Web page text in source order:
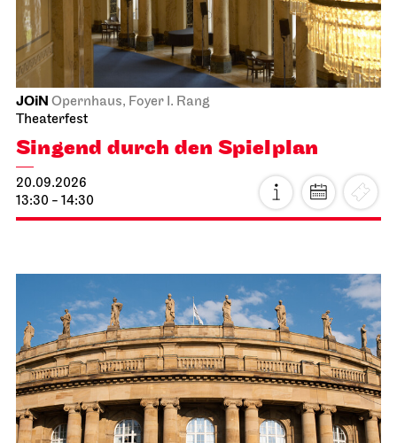
JOiN Opernhaus, Foyer I. Rang
Theaterfest
Singend durch den Spielplan
20.09.2026
13:30 - 14:30